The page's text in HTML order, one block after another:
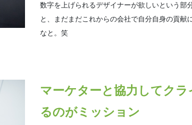
数字を上げられるデザイナーが欲しいという部
と、まだまだこれからの会社で自分自身の貢
なと。笑
マーケターと協力してク
るのがミッション